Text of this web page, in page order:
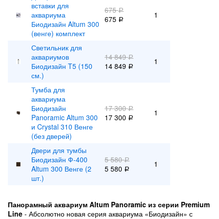
вставки для
аквариума
Биодизайн Altum 300
(венге) комплект
675Р
675 Р 1
Светильник для
аквариумов
Биодизайн T5 (150
см.)
14 849Р
14 849 Р
1
Тумба для
аквариума
Биодизайн
Panoramic Altum 300
и Crystal 310 Венге
(без дверей)
17 300Р
17 300 Р
1
Двери для тумбы
Биодизайн Ф-400
Altum 300 Венге (2
шт.)
5 580Р
5 580 Р
1
Панорамный аквариум Altum Panoramic из серии Premium
Line - Абсолютно новая серия аквариума «Биодизайн» с